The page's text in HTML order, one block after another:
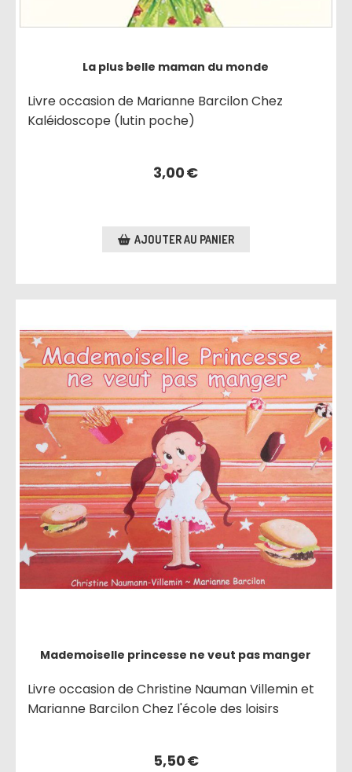
La plus belle maman du monde
Livre occasion de Marianne Barcilon Chez
Kaléidoscope (lutin poche)
3,00€
AJOUTER AU PANIER
Mademoiselle princesse ne veut pas manger
Livre occasion de Christine Nauman Villemin et
Marianne Barcilon Chez l'école des loisirs
5,50€